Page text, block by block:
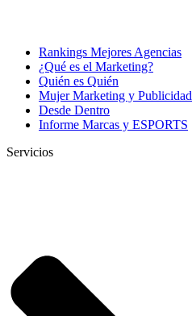
Rankings Mejores Agencias
¿Qué es el Marketing?
Quién es Quién
Mujer Marketing y Publicidad
Desde Dentro
Informe Marcas y ESPORTS
Servicios